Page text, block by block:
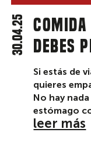
debes
30.04.25
Si estás de
quieres
No hay
estómago
leer más